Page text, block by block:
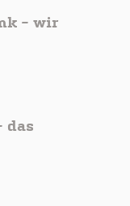
– wir
das